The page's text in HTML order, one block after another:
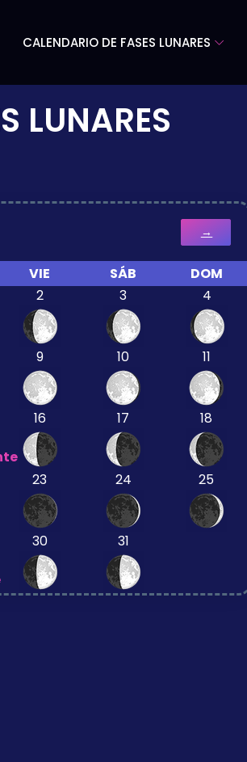
CALENDARIO DE FASES LUNARES
LUNARES
→
VIE SÁB
DOM
2 3 4
9 10 11
16 17 18
23 24 25
30 31